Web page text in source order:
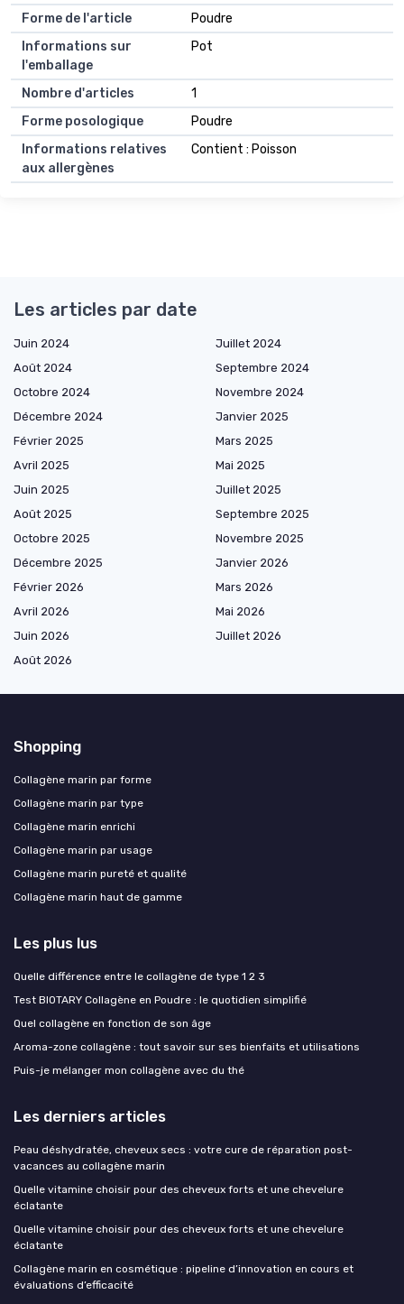
Forme de l'article
Poudre
Informations sur
l'emballage
Pot
Nombre d'articles
1
Forme posologique
Poudre
Informations relatives
aux allergènes
Contient : Poisson
Les articles par date
Juin 2024
Juillet 2024
Août 2024
Septembre 2024
Octobre 2024
Novembre 2024
Décembre 2024
Janvier 2025
Février 2025
Mars 2025
Avril 2025
Mai 2025
Juin 2025
Juillet 2025
Août 2025
Septembre 2025
Octobre 2025
Novembre 2025
Décembre 2025
Janvier 2026
Février 2026
Mars 2026
Avril 2026
Mai 2026
Juin 2026
Juillet 2026
Août 2026
Shopping
Collagène marin par forme
Collagène marin par type
Collagène marin enrichi
Collagène marin par usage
Collagène marin pureté et qualité
Collagène marin haut de gamme
Les plus lus
Quelle différence entre le collagène de type 1 2 3
Test BIOTARY Collagène en Poudre : le quotidien simplifié
Quel collagène en fonction de son âge
Aroma-zone collagène : tout savoir sur ses bienfaits et utilisations
Puis-je mélanger mon collagène avec du thé
Les derniers articles
Peau déshydratée, cheveux secs : votre cure de réparation post-
vacances au collagène marin
Quelle vitamine choisir pour des cheveux forts et une chevelure
éclatante
Quelle vitamine choisir pour des cheveux forts et une chevelure
éclatante
Collagène marin en cosmétique : pipeline d’innovation en cours et
évaluations d’efficacité